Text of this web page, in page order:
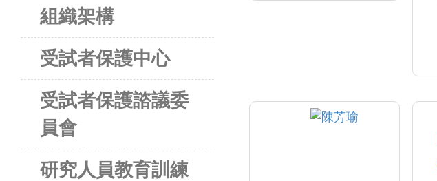
組織架構
受試者保護中心
受試者保護諮議委
員會
研究人員教育訓練